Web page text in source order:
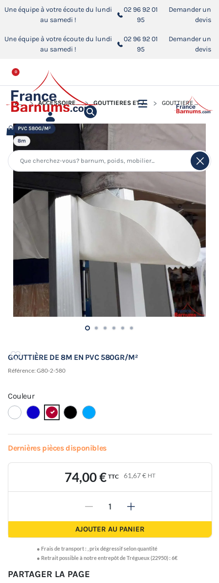
Une équipe à votre écoute du lundi
au samedi !
02 96 92 01
95
Demander un
devis
Une équipe à votre écoute du lundi
au samedi !
02 96 92 01
95
Demander un
devis
0
ACCUEIL ACCESSOIRES POUR BARNUMS PLIANTS GOUTTIÈRES ET JONCTIONS POUR BARNUM PLIANT GOUTTIÈRE DE 8M EN PVC 580GR/M²
GOUTTIÈRE DE 8M EN PVC 580GR/M²
Référence: G80-2-580
Couleur
Dernières pièces disponibles
74,00 € TTC 61,67 € HT
- +
AJOUTER AU PANIER
● Frais de transport : prix dégressif selon quantité
● Retrait possible à notre entrepôt de Trégueux (22950) : 6€
PARTAGER LA PAGE